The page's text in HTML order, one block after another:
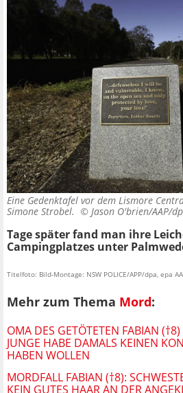
Eine Gedenktafel vor dem Lismore
Simone Strobel. © Jason O'brien/AAP/
Tage später fand man ihre
Campingplatzes unter
Titelfoto: Bild-Montage: NSW POLICE/APP/dpa, epa
Mehr zum Thema Mord:
OMA DES GETÖTETEN FABIAN
JUNGE HABE DAMALS KEINEN
HABEN WOLLEN
MORDFALL FABIAN (†8):
KEIN GUTES HAAR AN DER